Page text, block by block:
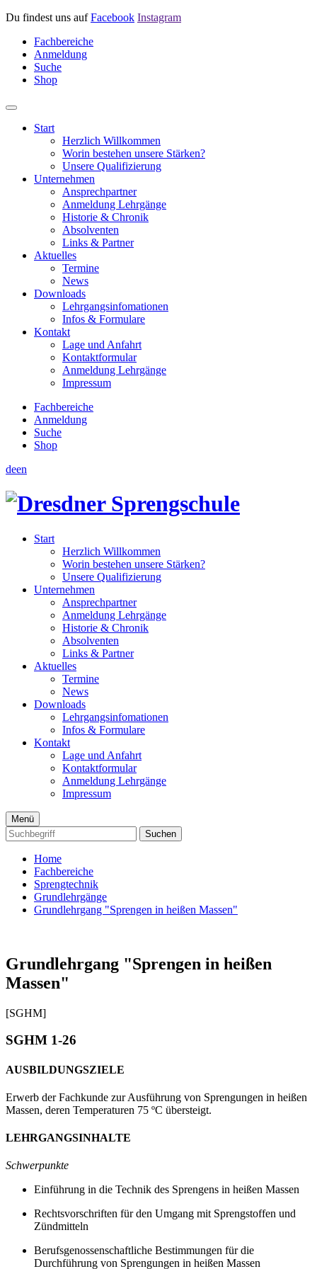
Du findest uns aufFacebook Instagram
Fachbereiche
Anmeldung
Suche
Shop
Start
Herzlich Willkommen
Worin bestehen unsere Stärken?
Unsere Qualifizierung
Unternehmen
Ansprechpartner
Anmeldung Lehrgänge
Historie & Chronik
Absolventen
Links & Partner
Aktuelles
Termine
News
Downloads
Lehrgangsinfomationen
Infos & Formulare
Kontakt
Lage und Anfahrt
Kontaktformular
Anmeldung Lehrgänge
Impressum
Fachbereiche
Anmeldung
Suche
Shop
deen
Start
Herzlich Willkommen
Worin bestehen unsere Stärken?
Unsere Qualifizierung
Unternehmen
Ansprechpartner
Anmeldung Lehrgänge
Historie & Chronik
Absolventen
Links & Partner
Aktuelles
Termine
News
Downloads
Lehrgangsinfomationen
Infos & Formulare
Kontakt
Lage und Anfahrt
Kontaktformular
Anmeldung Lehrgänge
Impressum
Menü
Suchen
Home
Fachbereiche
Sprengtechnik
Grundlehrgänge
Grundlehrgang "Sprengen in heißen Massen"
Grundlehrgang "Sprengen in heißen
Massen"
[SGHM]
SGHM 1-26
AUSBILDUNGSZIELE
Erwerb der Fachkunde zur Ausführung von Sprengungen in heißen
Massen, deren Temperaturen 75 ºC übersteigt.
LEHRGANGSINHALTE
Schwerpunkte
Einführung in die Technik des Sprengens in heißen Massen
Rechtsvorschriften für den Umgang mit Sprengstoffen und
Zündmitteln
Berufsgenossenschaftliche Bestimmungen für die
Durchführung von Sprengungen in heißen Massen